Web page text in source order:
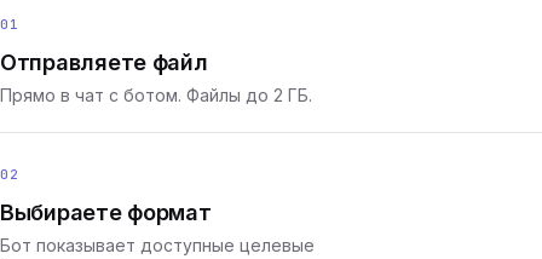
01
Отправляете файл
Прямо в чат с ботом. Файлы до 2 ГБ.
02
Выбираете формат
Бот показывает доступные целевые